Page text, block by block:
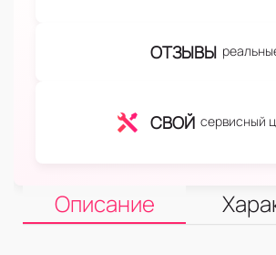
ОТЗЫВЫ
СВОЙ сервисный
Описание